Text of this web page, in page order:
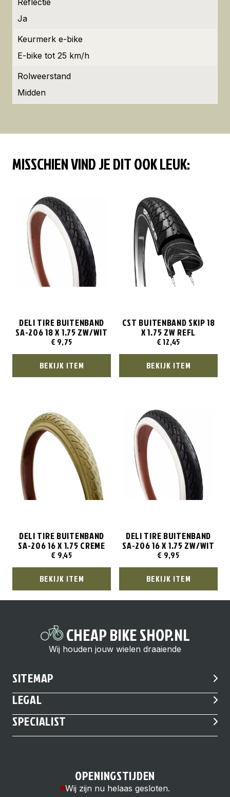
Reflectie
Ja
Keurmerk e-bike
E-bike tot 25 km/h
Rolweerstand
Midden
MISSCHIEN VIND JE DIT OOK LEUK:
DELI TIRE BUITENBAND
SA-206 18 X 1.75 ZW/WIT
€ 9,75
BEKIJK ITEM
CST BUITENBAND SKIP 18
X 1.75 ZW REFL
€12,45
BEKIJK ITEM
DELI TIRE BUITENBAND
SA-206 16 X 1.75 CREME
€ 9,45
BEKIJK ITEM
DELI TIRE BUITENBAND
SA-206 16 X 1.75 ZW/WIT
€ 9,95
BEKIJK ITEM
CHEAP BIKE SHOP.NL
Wij houden jouw wielen draaiende
SITEMAP
LEGAL
SPECIALIST
OPENINGSTIJDEN
Wij zijn nu helaas gesloten.